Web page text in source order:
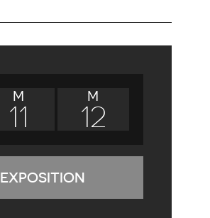
M
11
M
12
EXPOSITION